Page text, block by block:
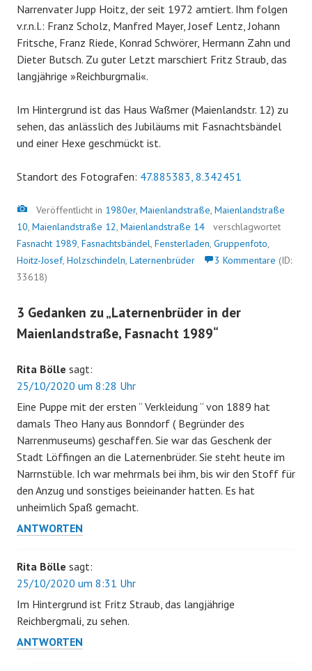
Narrenvater Jupp Hoitz, der seit 1972 amtiert. Ihm folgen
v.r.n.l.: Franz Scholz, Manfred Mayer, Josef Lentz, Johann
Fritsche, Franz Riede, Konrad Schwörer, Hermann Zahn und
Dieter Butsch. Zu guter Letzt marschiert Fritz Straub, das
langjährige »Reichburgmali«.
Im Hintergrund ist das Haus Waßmer (Maienlandstr. 12) zu
sehen, das anlässlich des Jubiläums mit Fasnachtsbändel
und einer Hexe geschmückt ist.
Standort des Fotografen: 47.885383, 8.342451
Bild
Veröffentlicht in 1980er, Maienlandstraße, Maienlandstraße
10, Maienlandstraße 12, Maienlandstraße 14
verschlagwortet
Fasnacht 1989, Fasnachtsbändel, Fensterladen, Gruppenfoto,
Hoitz-Josef, Holzschindeln, Laternenbrüder 3 Kommentare (ID:
33618)
3 Gedanken zu „Laternenbrüder in der
Maienlandstraße, Fasnacht 1989“
Rita Bölle sagt:
25/10/2020 um 8:28 Uhr
Eine Puppe mit der ersten “ Verkleidung “ von 1889 hat
damals Theo Hany aus Bonndorf ( Begründer des
Narrenmuseums) geschaffen. Sie war das Geschenk der
Stadt Löffingen an die Laternenbrüder. Sie steht heute im
Narrnstüble. Ich war mehrmals bei ihm, bis wir den Stoff für
den Anzug und sonstiges beieinander hatten. Es hat
unheimlich Spaß gemacht.
ANTWORTEN
Rita Bölle sagt:
25/10/2020 um 8:31 Uhr
Im Hintergrund ist Fritz Straub, das langjährige
Reichbergmali, zu sehen.
ANTWORTEN